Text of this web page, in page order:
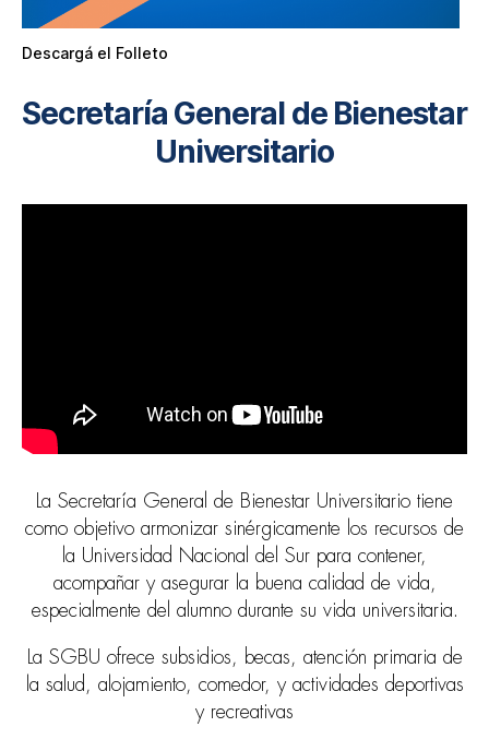
Descargá el Folleto
Secretaría General de Bienestar
Universitario
La Secretaría General de Bienestar Universitario tiene
como objetivo armonizar sinérgicamente los recursos de
la Universidad Nacional del Sur para contener,
acompañar y asegurar la buena calidad de vida,
especialmente del alumno durante su vida universitaria.
La SGBU ofrece subsidios, becas, atención primaria de
la salud, alojamiento, comedor, y actividades deportivas
y recreativas